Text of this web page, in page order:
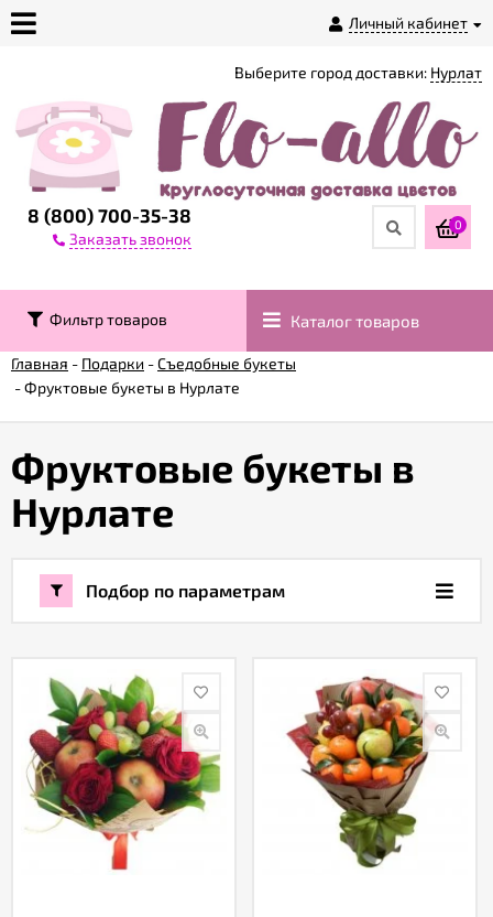
Личный кабинет
магазине
Доставка
Контакты
Возврат
Гарантии
Вопрос-
ответ
Публичная
8 (800) 700-35-38
Заказать звонок
Выберите город доставки: Нурлат
0
Фильтр товаров Каталог товаров
Главная - Подарки -Съедобные букеты
-Фруктовые букеты в Нурлате
Фруктовые букеты в
Нурлате
Подбор по параметрам